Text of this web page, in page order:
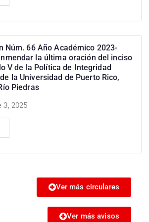
Núm. 66 Año Académico 2023-
la última oración del inciso
V de la Política de Integridad
la Universidad de Puerto Rico,
Piedras
3, 2025
Ver más circulares
Ver más avisos